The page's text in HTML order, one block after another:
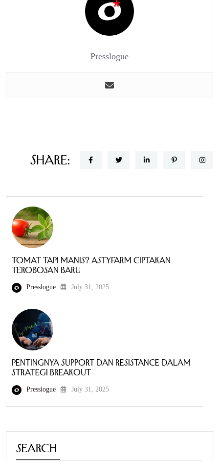
Presslogue
Share:
Tomat Tapi Manis? Astyfarm Ciptakan
Terobosan Baru
Presslogue July 31, 2025
Pentingnya Support dan Resistance dalam
Strategi Breakout
Presslogue July 31, 2025
Search